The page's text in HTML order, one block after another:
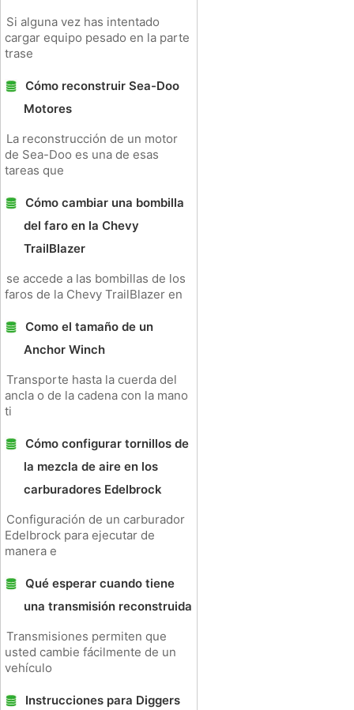
Si alguna vez has intentado
cargar equipo pesado en la parte
trase
Cómo reconstruir Sea-Doo
Motores
La reconstrucción de un motor
de Sea-Doo es una de esas
tareas que
Cómo cambiar una bombilla
del faro en la Chevy
TrailBlazer
se accede a las bombillas de los
faros de la Chevy TrailBlazer en
Como el tamaño de un
Anchor Winch
Transporte hasta la cuerda del
ancla o de la cadena con la mano
ti
Cómo configurar tornillos de
la mezcla de aire en los
carburadores Edelbrock
Configuración de un carburador
Edelbrock para ejecutar de
manera e
Qué esperar cuando tiene
una transmisión reconstruida
Transmisiones permiten que
usted cambie fácilmente de un
vehículo
Instrucciones para Diggers